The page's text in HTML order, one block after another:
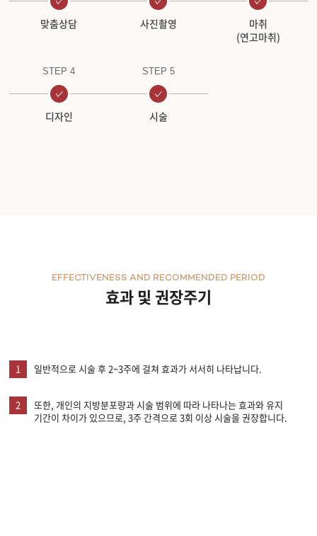
맞춤상담 사진촬영
마취
(연고마취)
STEP 4
디자인
STEP 5
시술
효과 및 권장주기
EFFECTIVENESS AND RECOMMENDED PERIOD
1 일반적으로 시술 후 2~3주에 걸쳐 효과가 서서히 나타납니다.
2
또한, 개인의 지방분포량과 시술 범위에 따라 나타나는 효과와 유지
기간이 차이가 있으므로, 3주 간격으로 3회 이상 시술을 권장합니다.